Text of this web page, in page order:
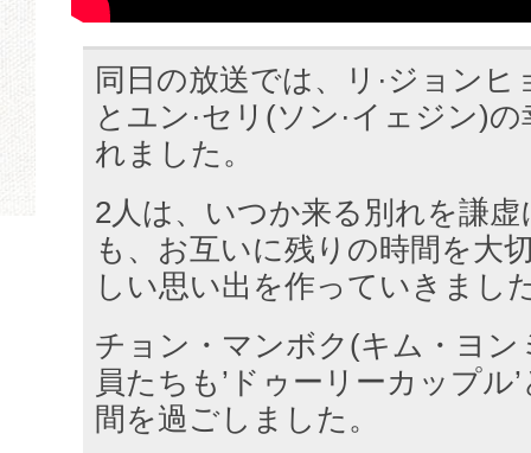
同日の放送では、リ·ジョンヒ
とユン·セリ(ソン·イェジン)
れました。
2人は、いつか来る別れを謙
も、お互いに残りの時間を大
しい思い出を作っていきまし
チョン・マンボク(キム・ヨン
員たちも’ドゥーリーカップル
間を過ごしました。